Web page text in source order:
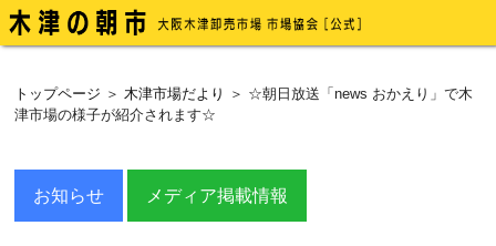
トップページ ＞木津市場だより
＞ ☆朝日放送「news おかえり」で木
津市場の様子が紹介されます☆
お知らせ メディア掲載情報